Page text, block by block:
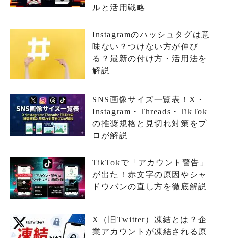
ルと活用戦略
Instagramのハッシュタグは意
味ない？つけない方が伸び
る？最新の付け方・活用法を
解説
SNS画像サイズ一覧表！X・
Instagram・Threads・TikTok
の推奨規格と見切れ対策をプ
ロが解説
TikTokで「アカウント警告」
が出た！赤文字の原因やシャ
ドウバンの直し方を徹底解説
X（旧Twitter）凍結とは？企
業アカウントが凍結される原